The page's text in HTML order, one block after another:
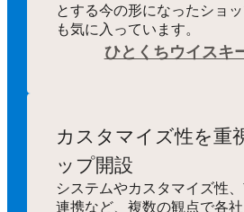
とする今の形になったショ
も気に入っています。
ひとくちウイスキ
カスタマイズ性を重
ップ開設
システムやカスタマイズ性、
連携など、複数の観点で各